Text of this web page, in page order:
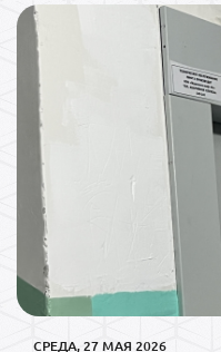
СРЕДА, 27 МАЯ 2026